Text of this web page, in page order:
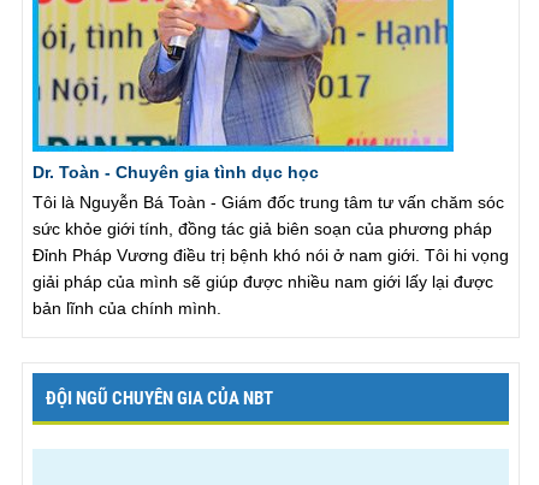
Dr. Toàn - Chuyên gia tình dục học
Tôi là Nguyễn Bá Toàn - Giám đốc trung tâm tư vấn chăm sóc
sức khỏe giới tính, đồng tác giả biên soạn của phương pháp
Đỉnh Pháp Vương điều trị bệnh khó nói ở nam giới. Tôi hi vọng
giải pháp của mình sẽ giúp được nhiều nam giới lấy lại được
bản lĩnh của chính mình.
ĐỘI NGŨ CHUYÊN GIA CỦA NBT